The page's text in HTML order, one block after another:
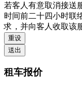
若客人有意取消接送
时间前二十四小时联
求，并向客人收取该
租车报价